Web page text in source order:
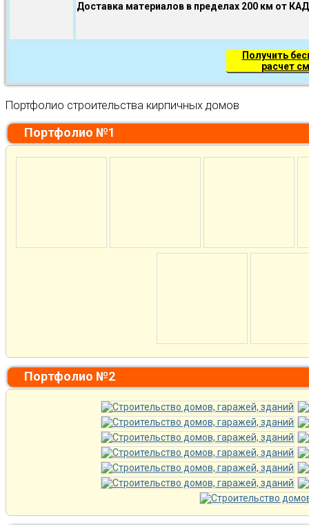
Доставка материалов в пределах 200 км от
Получить
расчет
Портфолио строительства кирпичных домов
Портфолио №1
Портфолио №2